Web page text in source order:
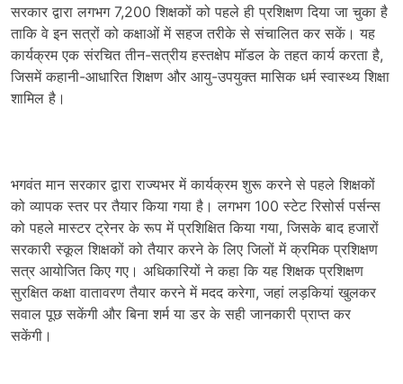
सरकार द्वारा लगभग 7,200 शिक्षकों को पहले ही प्रशिक्षण दिया जा चुका है
ताकि वे इन सत्रों को कक्षाओं में सहज तरीके से संचालित कर सकें। यह
कार्यक्रम एक संरचित तीन-सत्रीय हस्तक्षेप मॉडल के तहत कार्य करता है,
जिसमें कहानी-आधारित शिक्षण और आयु-उपयुक्त मासिक धर्म स्वास्थ्य शिक्षा
शामिल है।
भगवंत मान सरकार द्वारा राज्यभर में कार्यक्रम शुरू करने से पहले शिक्षकों
को व्यापक स्तर पर तैयार किया गया है। लगभग 100 स्टेट रिसोर्स पर्सन्स
को पहले मास्टर ट्रेनर के रूप में प्रशिक्षित किया गया, जिसके बाद हजारों
सरकारी स्कूल शिक्षकों को तैयार करने के लिए जिलों में क्रमिक प्रशिक्षण
सत्र आयोजित किए गए। अधिकारियों ने कहा कि यह शिक्षक प्रशिक्षण
सुरक्षित कक्षा वातावरण तैयार करने में मदद करेगा, जहां लड़कियां खुलकर
सवाल पूछ सकेंगी और बिना शर्म या डर के सही जानकारी प्राप्त कर
सकेंगी।